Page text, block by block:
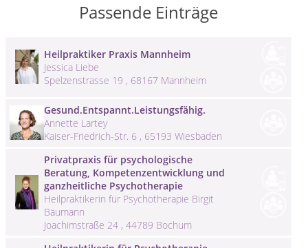
Passende Einträge
Heilpraktiker Praxis Mannheim
Jessica Liebe
Spelzenstrasse 19 , 68167 Mannheim
Gesund.Entspannt.Leistungsfähig.
Annette Lartey
Kaiser-Friedrich-Str. 6 , 65193 Wiesbaden
Privatpraxis für psychologische
Beratung, Kompetenzentwicklung und
ganzheitliche Psychotherapie
Heilpraktikerin für Psychotherapie Birgit
Baumann
Joachimstraße 24 , 44789 Bochum